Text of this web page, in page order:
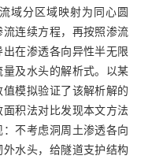
域分区域映射为同心圆
连续方程，再按照渗流
在渗透各向异性半无限
及水头的解析式。以某
模拟验证了该解析解的
积法对比发现本文方法
不考虑洞周土渗透各向
水头，给隧道支护结构